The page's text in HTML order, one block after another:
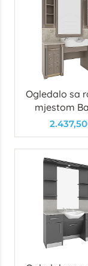
Ogledalo sa
mjestom